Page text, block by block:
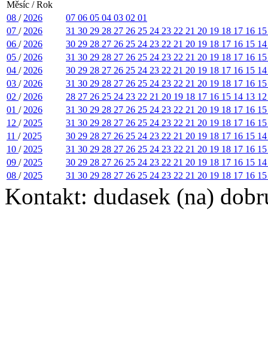
Měsíc / Rok
08 / 2026 07 06 05 04 03 02 01
07 / 2026 31 30 29 28 27 26 25 24 23 22 21 20 19 18 17 16
06 / 2026 30 29 28 27 26 25 24 23 22 21 20 19 18 17 16 15
05 / 2026 31 30 29 28 27 26 25 24 23 22 21 20 19 18 17 16
04 / 2026 30 29 28 27 26 25 24 23 22 21 20 19 18 17 16 15
03 / 2026 31 30 29 28 27 26 25 24 23 22 21 20 19 18 17 16
02 / 2026 28 27 26 25 24 23 22 21 20 19 18 17 16 15 14 13
01 / 2026 31 30 29 28 27 26 25 24 23 22 21 20 19 18 17 16
12 / 2025 31 30 29 28 27 26 25 24 23 22 21 20 19 18 17 16
11 / 2025 30 29 28 27 26 25 24 23 22 21 20 19 18 17 16 15
10 / 2025 31 30 29 28 27 26 25 24 23 22 21 20 19 18 17 16
09 / 2025 30 29 28 27 26 25 24 23 22 21 20 19 18 17 16 15
08 / 2025 31 30 29 28 27 26 25 24 23 22 21 20 19 18 17 16
Kontakt: dudasek (na)